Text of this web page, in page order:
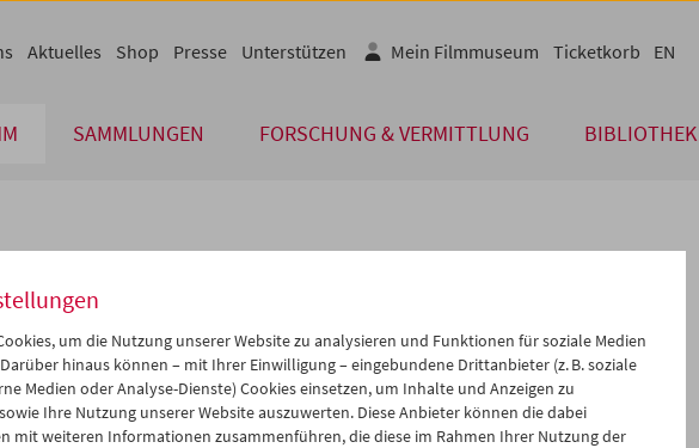
SAMMLUNGEN FORSCHUNG & VERMITTLUNG BIBLIOTHEK
Aktuelles Shop Presse Unterstützen Mein Filmmuseum Ticketkorb EN
Nov 2015 >>
Mi Do Fr Sa So
28 29 30 31
01
04 05 06 07
08
iCalender
Programmheft-PDF
English language or subtitles
um die Nutzung unserer Website zu analysieren und Funktionen für soziale Medien
hinaus können – mit Ihrer Einwilligung – eingebundene Drittanbieter (z. B. soziale
Medien oder Analyse-Dienste) Cookies einsetzen, um Inhalte und Anzeigen zu
Ihre Nutzung unserer Website auszuwerten. Diese Anbieter können die dabei
mit weiteren Informationen zusammenführen, die diese im Rahmen Ihrer Nutzung der